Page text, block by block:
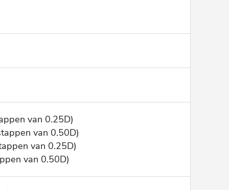
van 0.25D)
van 0.50D)
van 0.25D)
van 0.50D)